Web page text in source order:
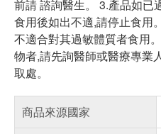
前請 諮詢醫生。 3.產品如已
食用後如出不適,請停止食用
不適合對其過敏體質者食用
物者,請先詢醫師或醫療專業
取處。
商品來源國家